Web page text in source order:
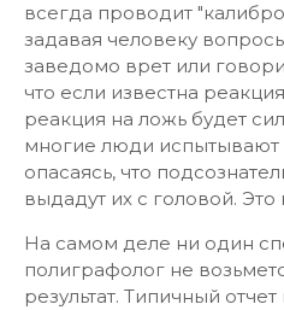
всегда проводит
задавая человеку
заведомо врет или
что если известна
реакция на ложь будет
многие люди испытывают
опасаясь, что
выдадут их с головой. Это
На самом деле ни один
полиграфолог не
результат. Типичный